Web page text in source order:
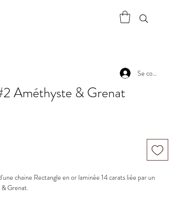
Se connecter
Améthyste & Grenat
chaine Rectangle en or laminée 14 carats liée par un
Grenat.